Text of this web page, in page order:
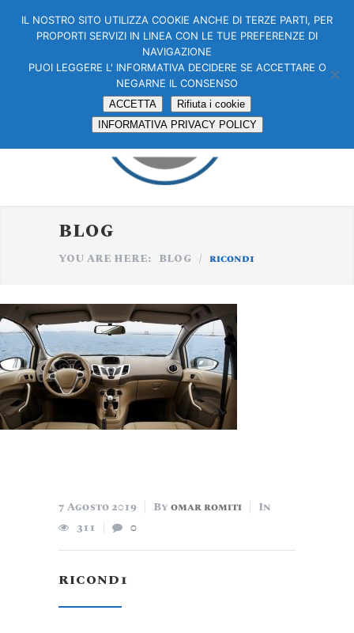
BLOG
YOU ARE HERE: BLOG / ricond1
7 Agosto 2019 By omar romiti
In
311
0
RICOND1
IL NOSTRO SITO UTILIZZA COOKIE ANCHE DI TERZE PARTI, PER
PROPORTI SERVIZI IN LINEA CON LE TUE PREFERENZE DI
NAVIGAZIONE
PUOI LEGGERE L' INFORMATIVA DECIDERE SE ACCETTARE O
NEGARNE IL CONSENSO
ACCETTA
Rifiuta i cookie
INFORMATIVA PRIVACY POLICY